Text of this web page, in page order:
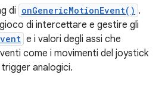
di onGenericMotionEvent() .
di intercettare e gestire gli
e i valori degli assi che
come i movimenti del joystick
analogici.